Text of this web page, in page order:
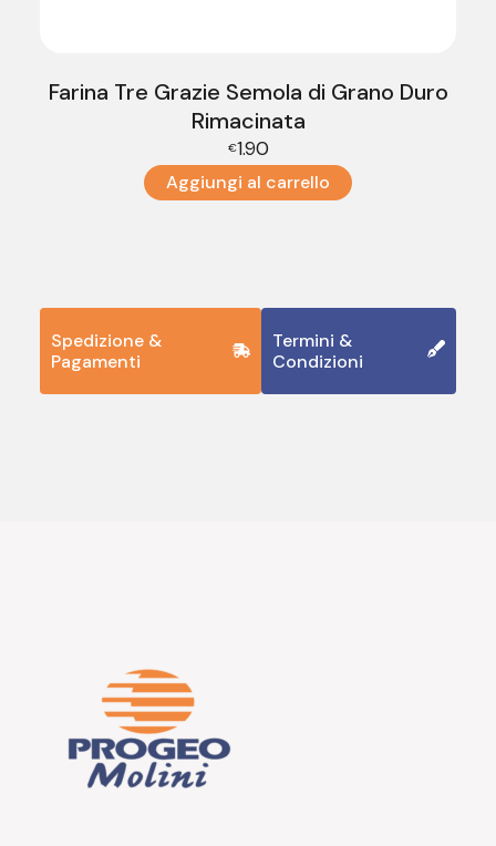
Farina Tre Grazie Semola di Grano Duro
Rimacinata
€1.90
Aggiungi al carrello
Spedizione &
Pagamenti
Termini &
Condizioni